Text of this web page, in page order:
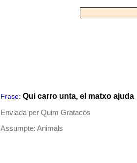
Frase: Qui carro unta, el matxo ajuda
Enviada per Quim Gratacós
Assumpte: Animals